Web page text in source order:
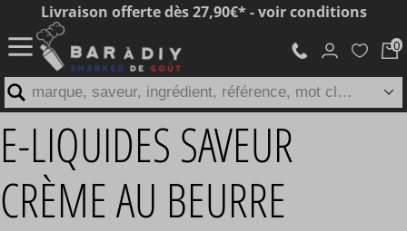
E-LIQUIDES SAVEUR
CRÈME AU BEURRE
Livraison offerte dès 27,90€* - voir conditions
marque, saveur, ingrédient, référence, mot clé...